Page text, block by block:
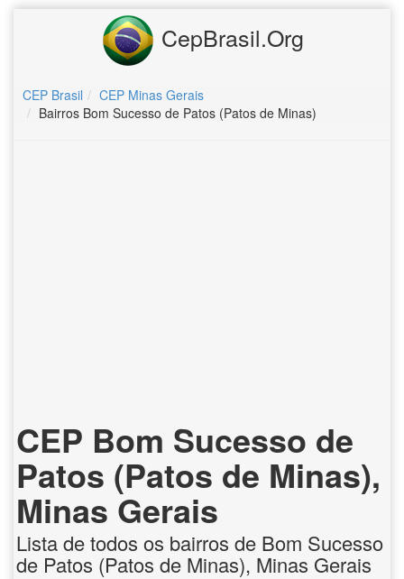
CepBrasil.Org
CEP Brasil
CEP Minas Gerais
Bairros Bom Sucesso de Patos (Patos de Minas)
CEP Bom Sucesso de
Patos (Patos de Minas),
Minas Gerais
Lista de todos os bairros de Bom Sucesso
de Patos (Patos de Minas), Minas Gerais